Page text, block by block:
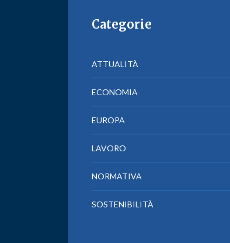
Categorie
ATTUALITÀ
ECONOMIA
EUROPA
LAVORO
NORMATIVA
SOSTENIBILITÀ